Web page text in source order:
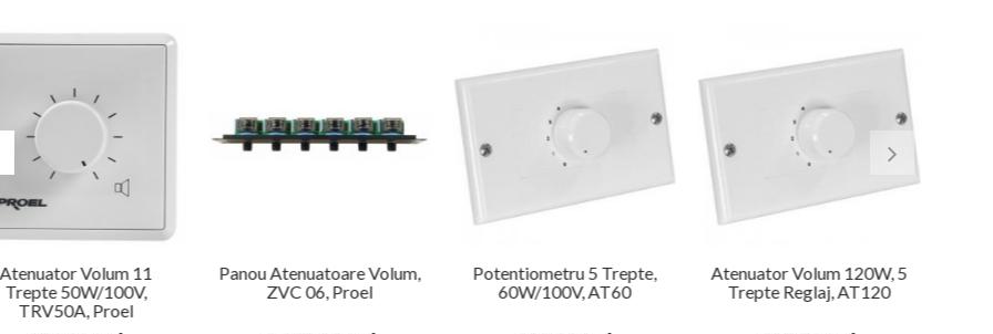
Atenuator Volum 11
Trepte 50W/100V,
TRV50A, Proel
Panou Atenuatoare Volum,
ZVC 06, Proel
Potentiometru 5 Trepte,
60W/100V, AT60
Atenuator Volum 120W, 5
Trepte Reglaj, AT120